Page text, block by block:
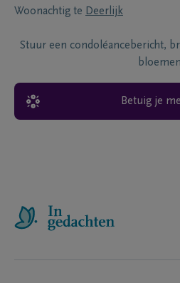
Woonachtig te Deerlijk
Stuur een condoléancebericht,
bloemen
Betuig je